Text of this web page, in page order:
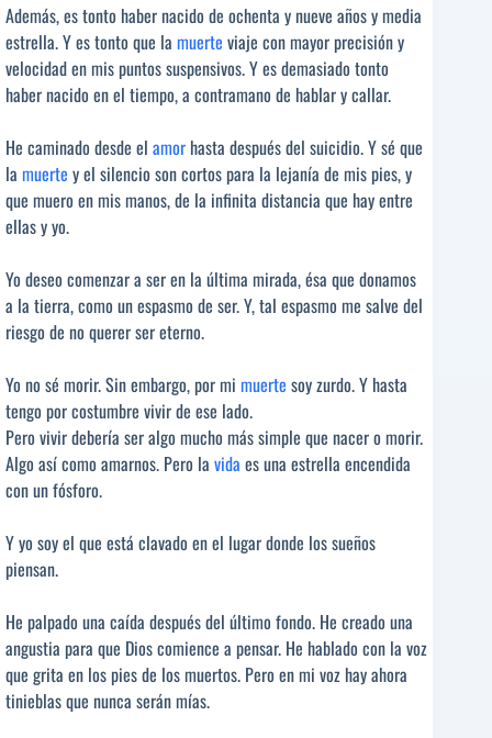
Además, es tonto haber nacido de ochenta y nueve años y media
estrella. Y es tonto que la muerte viaje con mayor precisión y
velocidad en mis puntos suspensivos. Y es demasiado tonto
haber nacido en el tiempo, a contramano de hablar y callar.
He caminado desde el amor hasta después del suicidio. Y sé que
la muerte y el silencio son cortos para la lejanía de mis pies, y
que muero en mis manos, de la infinita distancia que hay entre
ellas y yo.
Yo deseo comenzar a ser en la última mirada, ésa que donamos
a la tierra, como un espasmo de ser. Y, tal espasmo me salve del
riesgo de no querer ser eterno.
Yo no sé morir. Sin embargo, por mi muerte soy zurdo. Y hasta
tengo por costumbre vivir de ese lado.
Pero vivir debería ser algo mucho más simple que nacer o morir.
Algo así como amarnos. Pero la vida es una estrella encendida
con un fósforo.
Y yo soy el que está clavado en el lugar donde los sueños
piensan.
He palpado una caída después del último fondo. He creado una
angustia para que Dios comience a pensar. He hablado con la voz
que grita en los pies de los muertos. Pero en mi voz hay ahora
tinieblas que nunca serán mías.